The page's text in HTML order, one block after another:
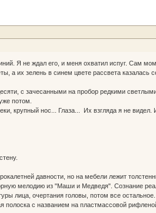
Я не ждал его, и меня охватил испуг. Сам
а их зелень в синем цвете рассвета казалась
с зачесанными на пробор редкими
потом.
крупный нос... Глаза... Их взгляда я не видел.
давности, но на мебели лежит
мелодию из "Маши и Медведя". Сознание
лица, очертания головы, потом все остальное.
полоска с названием на пластмассовой